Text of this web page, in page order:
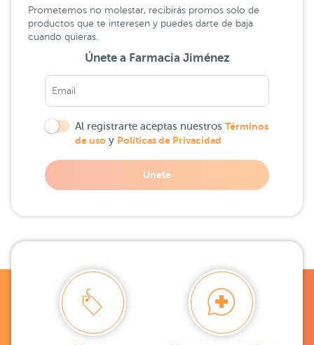
Prometemos no molestar, recibirás promos solo de
productos que te interesen y puedes darte de baja
cuando quieras.
Únete a Farmacia Jiménez
Al registrarte aceptas nuestros Términos
de uso y Políticas de Privacidad
Unete